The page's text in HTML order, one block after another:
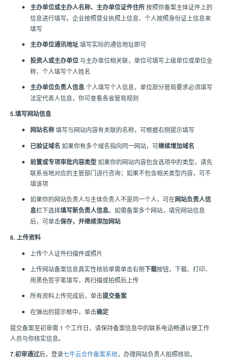
主办单位或主办人名称、主办单位证件住所按照你备案主体证件上的
信息进行填写。企业按照营业执照上信息、个人按照身份证上信息来
填写
主办单位通讯地址填写实际的通信地址即可
投资人或主办单位与主办单位相关联，单位可填写上级单位或单位全
称，个人填写个人姓名
主办单位负责人信息个人填写个人信息，单位部分管局要求必须填写
法定代表人信息，你可查看各省管局规则
5.填写网站信息
网站名称填写与网站内容有关联的名称，可根据右侧提示填写
已验证域名 如果你有多个域名指向同一网站，可继续增加域名
前置或专项审批内容类型如果你的网站内容包含选项中的类型，请先
联系当地对应的主管部门进行咨询；如果不包含相关类型内容，可不
填该项
如果你的网站负责人与主体负责人不是同一个人，可在网站负责人信
息栏下选择填写新负责人信息。如需备案多个网站，填完网站信息
后，可单击保存，并继续添加网站
6. 上传资料
上传个人证件扫描件或照片
上传网站备案信息真实性核验单需单击右侧下载按钮，下载、打印、
用黑色签字笔填写，再扫描或拍照后上传
所有资料上传完成后，单击提交备案
在弹出的提示框中，单击确定
提交备案至初审需 1 个工作日，请保持备案信息中的联系电话畅通以便工作
人员与你核实信息。
7.初审通过后，登录七牛云合作备案系统，办理网站负责人拍照核验。